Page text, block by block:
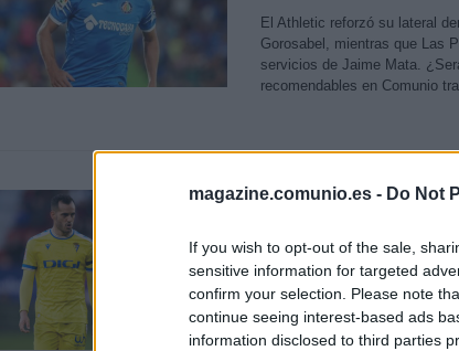
magazine.comunio.es - Do Not
If you wish to opt-out of the sale,
sensitive information for targeted
confirm your selection. Please note
continue seeing interest-based ads
information disclosed to third parties
El Athletic reforzó su lateral
Gorosabel, mientras que Las
servicios de Jaime Mata.
recomendables en Comunio
Consejos de compra: 4
7. marzo 2024 Por Jesus Gallo
Si necesitas reforzar tu
los 5 millones, estos cuatro
ayuda en las próximas